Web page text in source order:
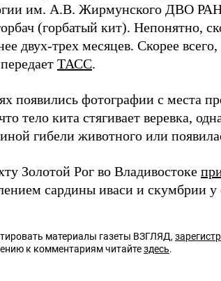
им. А.В. Жирмунского ДВО
(горбатый кит). Непонятно,
двух-трех месяцев. Скорее
ТАСС.
появились фотографии с места
тело кита стягивает веревка,
гибели животного или
Золотой Рог во Владивостоке
сардины иваси и скумбрии у
материалы газеты ВЗГЛЯД,
к комментариям читайтездесь.